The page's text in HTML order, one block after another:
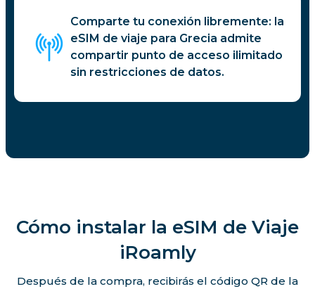
Comparte tu conexión libremente: la
eSIM de viaje para Grecia admite
compartir punto de acceso ilimitado
sin restricciones de datos.
Cómo instalar la eSIM de Viaje
iRoamly
Después de la compra, recibirás el código QR de la